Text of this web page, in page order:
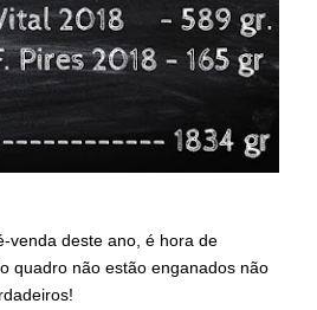
venda deste ano, é hora de
quadro não estão enganados não